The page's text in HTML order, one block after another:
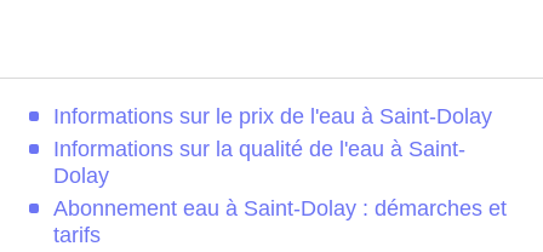
Informations sur le prix de l'eau à Saint-Dolay
Informations sur la qualité de l'eau à Saint-
Dolay
Abonnement eau à Saint-Dolay : démarches et
tarifs